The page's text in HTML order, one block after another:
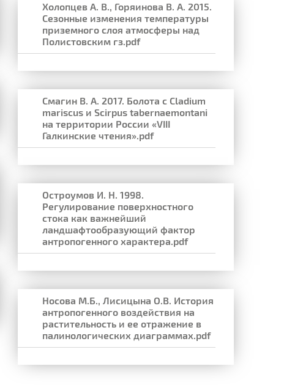
Холопцев А. В., Горяинова В. А. 2015.
Сезонные изменения температуры
приземного слоя атмосферы над
Полистовским гз.pdf
Смагин В. А. 2017. Болота с Cladium
mariscus и Scirpus tabernaemontani
на территории России «VIII
Галкинские чтения».pdf
Остроумов И. Н. 1998.
Регулирование поверхностного
стока как важнейший
ландшафтообразующий фактор
антропогенного характера.pdf
Носова М.Б., Лисицына О.В. История
антропогенного воздействия на
растительность и ее отражение в
палинологических диаграммах.pdf